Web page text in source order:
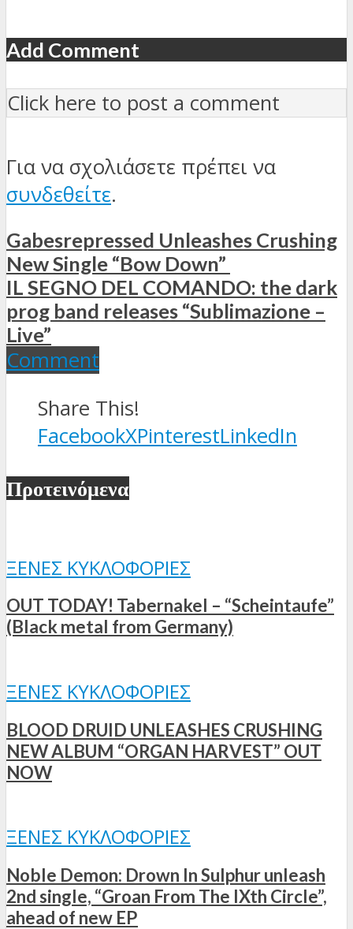
Add Comment
Click here to post a comment
Για να σχολιάσετε πρέπει να
συνδεθείτε.
Gabesrepressed Unleashes Crushing
New Single “Bow Down”
IL SEGNO DEL COMANDO: the dark
prog band releases “Sublimazione –
Live”
Comment
Share This!
FacebookXPinterestLinkedIn
Προτεινόμενα
ΞΈΝΕΣ ΚΥΚΛΟΦΟΡΊΕΣ
OUT TODAY! Tabernakel – “Scheintaufe”
(Black metal from Germany)
ΞΈΝΕΣ ΚΥΚΛΟΦΟΡΊΕΣ
BLOOD DRUID UNLEASHES CRUSHING
NEW ALBUM “ORGAN HARVEST” OUT
NOW
ΞΈΝΕΣ ΚΥΚΛΟΦΟΡΊΕΣ
Noble Demon: Drown In Sulphur unleash
2nd single, “Groan From The IXth Circle”,
ahead of new EP